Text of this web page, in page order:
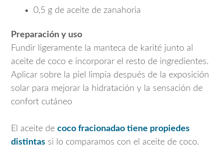
0,5 g de aceite de zanahoria
Preparación y uso
Fundir ligeramente la manteca de karité junto al
aceite de coco e incorporar el resto de ingredientes.
Aplicar sobre la piel limpia después de la exposición
solar para mejorar la hidratación y la sensación de
confort cutáneo
El aceite de coco fracionadao tiene propiedes
distintas si lo comparamos con el aceite de coco.